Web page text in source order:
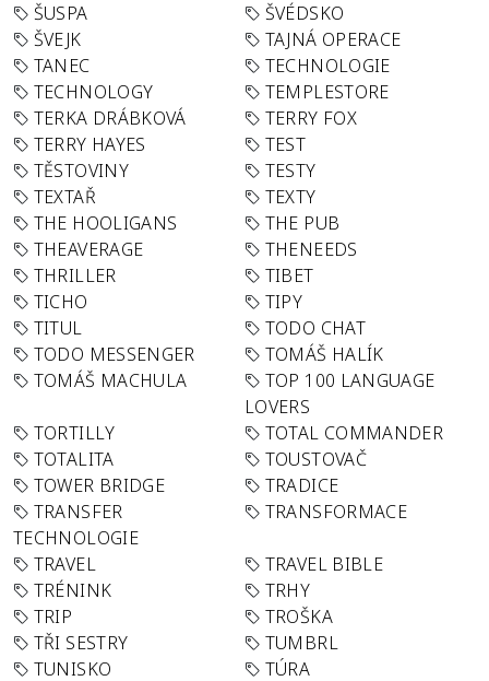
ŠUSPA
ŠVÉDSKO
ŠVEJK
TAJNÁ OPERACE
TANEC
TECHNOLOGIE
TECHNOLOGY
TEMPLESTORE
TERKA DRÁBKOVÁ
TERRY FOX
TERRY HAYES
TEST
TĚSTOVINY
TESTY
TEXTAŘ
TEXTY
THE HOOLIGANS
THE PUB
THEAVERAGE
THENEEDS
THRILLER
TIBET
TICHO
TIPY
TITUL
TODO CHAT
TODO MESSENGER
TOMÁŠ HALÍK
TOMÁŠ MACHULA
TOP 100 LANGUAGE
LOVERS
TORTILLY
TOTAL COMMANDER
TOTALITA
TOUSTOVAČ
TOWER BRIDGE
TRADICE
TRANSFER
TECHNOLOGIE
TRANSFORMACE
TRAVEL
TRAVEL BIBLE
TRÉNINK
TRHY
TRIP
TROŠKA
TŘI SESTRY
TUMBRL
TUNISKO
TÚRA